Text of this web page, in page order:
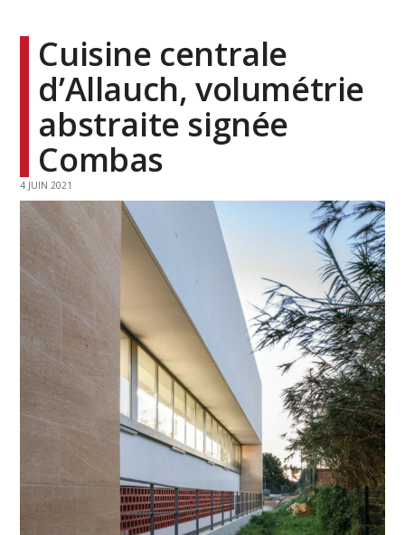
Cuisine centrale
d’Allauch, volumétrie
abstraite signée
Combas
4 JUIN 2021